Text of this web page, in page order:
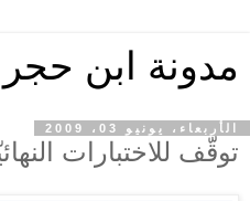
مدونة ابن حجر
الأربعاء، يونيو 03، 2009
توقّف للاختبارات